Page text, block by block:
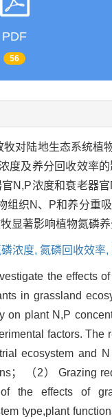
PDF
56
牧对陆地生态系统植
度及养分回收效率
N,P浓度和衰老器
组织N、P和养分重
显著影响植物氮磷
浓度, 氮磷回收效率,
the effects
in grassland
on plant N,P
factors.
ecosystem and
； （2） Grazing
the effects of
type,plant